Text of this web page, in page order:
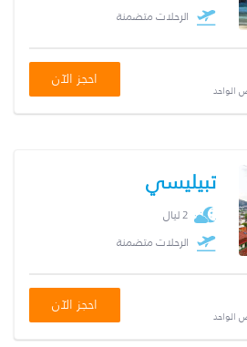
الرحلات متضمنة
الواحد
احجز الآن
تبيليسي
2 ليال
الرحلات متضمنة
الواحد
احجز الآن